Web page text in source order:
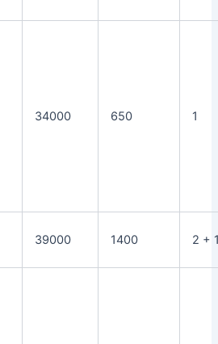
34000 650 1
39000 1400 2 +